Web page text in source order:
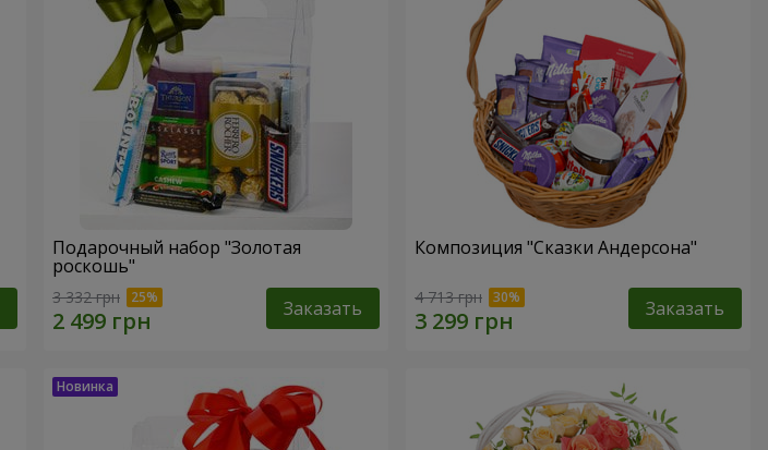
Подарочный набор "Золотая
роскошь"
3 332 грн Заказать
Композиция "Сказки Андерсона"
4 713 грн Заказать